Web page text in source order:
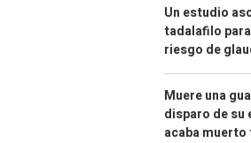
Un estudio
tadalafilo
riesgo de
Muere una
disparo de su
acaba